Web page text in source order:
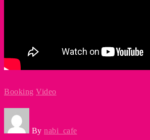
Booking Video
By nabi_cafe